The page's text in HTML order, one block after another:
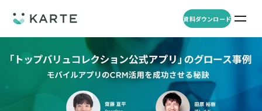
資料ダウンロード
プロダクト資料ダウンロード お問い合わせ